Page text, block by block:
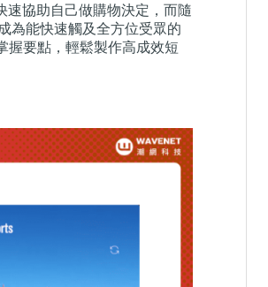
速協助自己做購物決定，而隨
為能快速觸及全方位受眾的
握要點，輕鬆製作高成效短